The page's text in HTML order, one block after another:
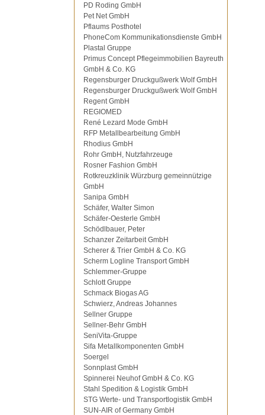
PD Roding GmbH
Pet Net GmbH
Pflaums Posthotel
PhoneCom Kommunikationsdienste GmbH
Plastal Gruppe
Primus Concept Pflegeimmobilien Bayreuth
GmbH & Co. KG
Regensburger Druckgußwerk Wolf GmbH
Regensburger Druckgußwerk Wolf GmbH
Regent GmbH
REGIOMED
René Lezard Mode GmbH
RFP Metallbearbeitung GmbH
Rhodius GmbH
Rohr GmbH, Nutzfahrzeuge
Rosner Fashion GmbH
Rotkreuzklinik Würzburg gemeinnützige
GmbH
Sanipa GmbH
Schäfer, Walter Simon
Schäfer-Oesterle GmbH
Schödlbauer, Peter
Schanzer Zeitarbeit GmbH
Scherer & Trier GmbH & Co. KG
Scherm Logline Transport GmbH
Schlemmer-Gruppe
Schlott Gruppe
Schmack Biogas AG
Schwierz, Andreas Johannes
Sellner Gruppe
Sellner-Behr GmbH
SeniVita-Gruppe
Sifa Metallkomponenten GmbH
Soergel
Sonnplast GmbH
Spinnerei Neuhof GmbH & Co. KG
Stahl Spedition & Logistik GmbH
STG Werte- und Transportlogistik GmbH
SUN-AIR of Germany GmbH